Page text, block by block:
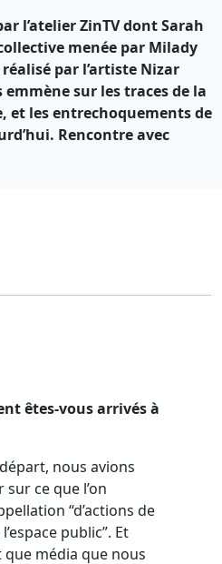
l’atelier ZinTV dont Sarah
menée par Milady
par l’artiste Nizar
sur les traces de la
et les entrechoquements de
Rencontre avec
êtes-vous arrivés à
nous avions
sur ce que l’on
“d’actions de
public”. Et
que média que nous